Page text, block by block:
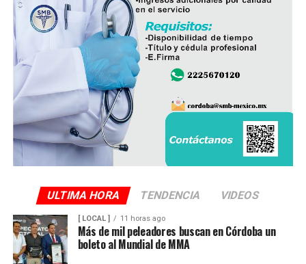
ULTIMA HORA TENDENCIA VIDEOS
[ LOCAL ] 11 horas ago
Más de mil peleadores buscan en Córdoba un
boleto al Mundial de MMA